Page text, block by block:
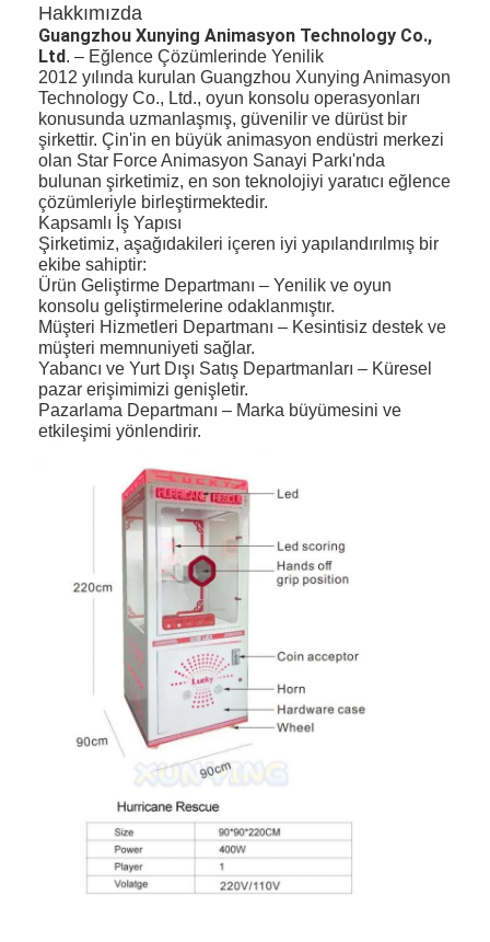
Ürün
Bizim Hakkımızda
Hakkımızda
Guangzhou Xunying Animasyon Technology Co.,
Ltd. – Eğlence Çözümlerinde Yenilik
2012 yılında kurulan Guangzhou Xunying Animasyon
Technology Co., Ltd., oyun konsolu operasyonları
konusunda uzmanlaşmış, güvenilir ve dürüst bir
şirkettir. Çin'in en büyük animasyon endüstri merkezi
olan Star Force Animasyon Sanayi Parkı'nda
bulunan şirketimiz, en son teknolojiyi yaratıcı eğlence
çözümleriyle birleştirmektedir.
Kapsamlı İş Yapısı
Şirketimiz, aşağıdakileri içeren iyi yapılandırılmış bir
ekibe sahiptir:
Ürün Geliştirme Departmanı – Yenilik ve oyun
konsolu geliştirmelerine odaklanmıştır.
Müşteri Hizmetleri Departmanı – Kesintisiz destek ve
müşteri memnuniyeti sağlar.
Yabancı ve Yurt Dışı Satış Departmanları – Küresel
pazar erişimimizi genişletir.
Pazarlama Departmanı – Marka büyümesini ve
etkileşimi yönlendirir.